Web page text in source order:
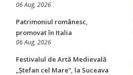
06 Aug, 2026
Patrimoniul românesc,
promovat în Italia
06 Aug, 2026
Festivalul de Artă Medievală
„Ștefan cel Mare”, la Suceava